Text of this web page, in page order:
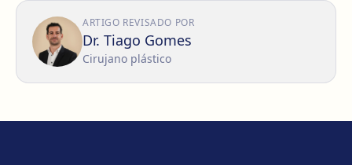
ARTIGO REVISADO POR
Dr. Tiago Gomes
Cirujano plástico